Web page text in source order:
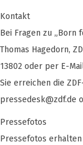
Kontakt
Bei Fragen zu „Born
Thomas Hagedorn,
13802 oder per E-
Sie erreichen die
pressedesk@zdf.de
Pressefotos
Pressefotos erhalten